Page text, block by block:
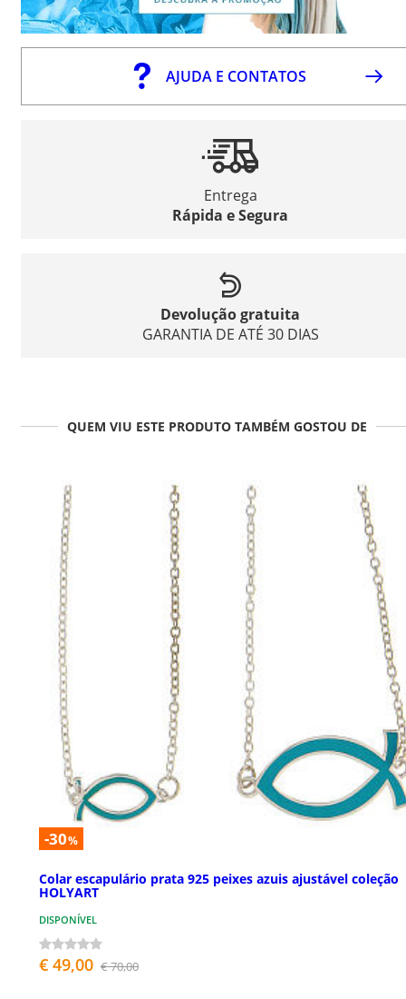
AJUDA E CONTATOS
Entrega
Rápida e Segura
Devolução gratuita
GARANTIA DE ATÉ 30 DIAS
QUEM VIU ESTE PRODUTO TAMBÉM GOSTOU DE
-30%
Colar escapulário prata 925 peixes azuis ajustável coleção
HOLYART
DISPONÍVEL
€ 49,00 € 70,00